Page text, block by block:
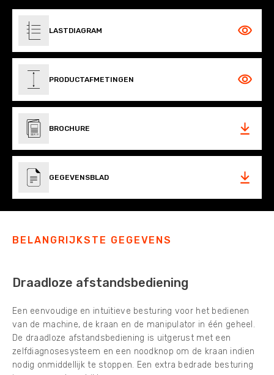
LASTDIAGRAM
PRODUCTAFMETINGEN
BROCHURE
GEGEVENSBLAD
BELANGRIJKSTE GEGEVENS
Draadloze afstandsbediening
Een eenvoudige en intuïtieve besturing voor het bedienen
van de machine, de kraan en de manipulator in één geheel.
De draadloze afstandsbediening is uitgerust met een
zelfdiagnosesysteem en een noodknop om de kraan indien
nodig onmiddellijk te stoppen. Een extra bedrade besturing